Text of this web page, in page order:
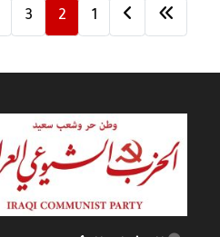
1
2
3